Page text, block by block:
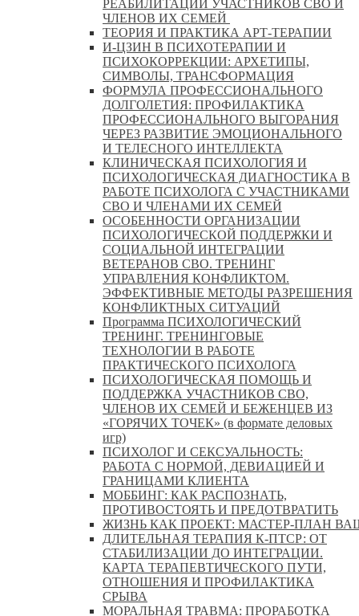
РЕАБИЛИТАЦИИ УЧАСТНИКОВ СВО И
ЧЛЕНОВ ИХ СЕМЕЙ
ТЕОРИЯ И ПРАКТИКА АРТ-ТЕРАПИИ
И-ЦЗИН В ПСИХОТЕРАПИИ И
ПСИХОКОРРЕКЦИИ: АРХЕТИПЫ,
СИМВОЛЫ, ТРАНСФОРМАЦИЯ
ФОРМУЛА ПРОФЕССИОНАЛЬНОГО
ДОЛГОЛЕТИЯ: ПРОФИЛАКТИКА
ПРОФЕССИОНАЛЬНОГО ВЫГОРАНИЯ
ЧЕРЕЗ РАЗВИТИЕ ЭМОЦИОНАЛЬНОГО
И ТЕЛЕСНОГО ИНТЕЛЛЕКТА
КЛИНИЧЕСКАЯ ПСИХОЛОГИЯ И
ПСИХОЛОГИЧЕСКАЯ ДИАГНОСТИКА В
РАБОТЕ ПСИХОЛОГА С УЧАСТНИКАМИ
СВО И ЧЛЕНАМИ ИХ СЕМЕЙ
ОСОБЕННОСТИ ОРГАНИЗАЦИИ
ПСИХОЛОГИЧЕСКОЙ ПОДДЕРЖКИ И
СОЦИАЛЬНОЙ ИНТЕГРАЦИИ
ВЕТЕРАНОВ СВО. ТРЕНИНГ
УПРАВЛЕНИЯ КОНФЛИКТОМ.
ЭФФЕКТИВНЫЕ МЕТОДЫ РАЗРЕШЕНИЯ
КОНФЛИКТНЫХ СИТУАЦИЙ
Программа ПСИХОЛОГИЧЕСКИЙ
ТРЕНИНГ. ТРЕНИНГОВЫЕ
ТЕХНОЛОГИИ В РАБОТЕ
ПРАКТИЧЕСКОГО ПСИХОЛОГА
ПСИХОЛОГИЧЕСКАЯ ПОМОЩЬ И
ПОДДЕРЖКА УЧАСТНИКОВ СВО,
ЧЛЕНОВ ИХ СЕМЕЙ И БЕЖЕНЦЕВ ИЗ
«ГОРЯЧИХ ТОЧЕК» (в формате деловых
игр)
ПСИХОЛОГ И СЕКСУАЛЬНОСТЬ:
РАБОТА С НОРМОЙ, ДЕВИАЦИЕЙ И
ГРАНИЦАМИ КЛИЕНТА
МОББИНГ: КАК РАСПОЗНАТЬ,
ПРОТИВОСТОЯТЬ И ПРЕДОТВРАТИТЬ
ЖИЗНЬ КАК ПРОЕКТ: МАСТЕР‑ПЛАН
ДЛИТЕЛЬНАЯ ТЕРАПИЯ К-ПТСР: ОТ
СТАБИЛИЗАЦИИ ДО ИНТЕГРАЦИИ.
КАРТА ТЕРАПЕВТИЧЕСКОГО ПУТИ,
ОТНОШЕНИЯ И ПРОФИЛАКТИКА
СРЫВА
МОРАЛЬНАЯ ТРАВМА: ПРОРАБОТКА